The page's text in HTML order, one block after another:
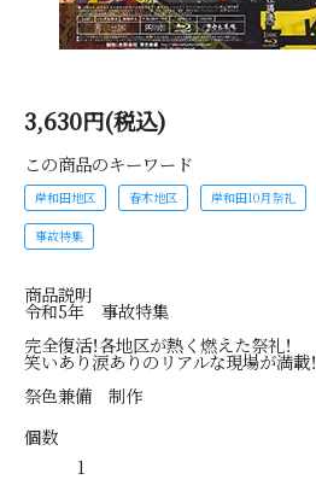
3,630円(税込)
この商品のキーワード
岸和田地区 春木地区 岸和田10月祭礼
事故特集
商品説明
令和5年 事故特集
完全復活！各地区が熱く燃えた祭礼！
笑いあり涙ありのリアルな現場が満載！
祭色兼備 制作
個数